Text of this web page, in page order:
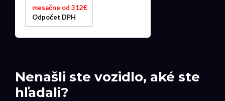
mesačne od 312€
Odpočet DPH
Nenašli ste vozidlo, aké ste
hľadali?